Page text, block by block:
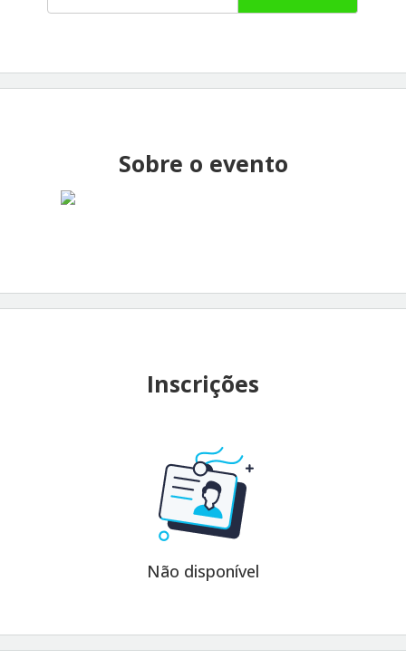
Sobre o evento
Inscrições
Não disponível